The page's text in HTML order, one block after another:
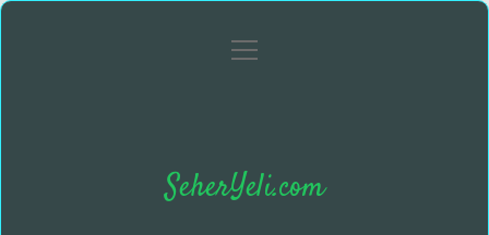
Gizlilik Politikası
menüyü
SeherYeli.com